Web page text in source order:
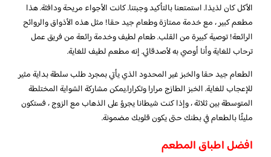
الأكل كان لذيذا. استمتعنا بالتأكيد وجبتنا. كانت الأجواء مريحة ودافئة. هذا
مطعم كبير ، مع خدمة ممتازة وطعام جيد حقا! مثل هذه الأذواق والروائح
الرائعة! توصية كبيرة من القلب. طعام لطيف وخدمة رائعة من فريق عمل
ترحاب للغاية وأنا أوصي به لأصدقائي. إنه مطعم لطيف للغاية.
الطعام جيد حقا والخبز غير المحدود الذي يأتي بمجرد طلب سلطة بداية مثير
للإعجاب للغاية. الخبز الطازج مرارا وتكرارا.يمكن مشاركة الشواية المختلطة
المتوسطة بين ثلاثة ، وإذا كنت شيطانا يجرؤ على الذهاب مع الزوج ، فستكون
مليئًا بالطعام في بطنك حتى يكون قلوبك مضمونة.
افضل اطباق المطعم